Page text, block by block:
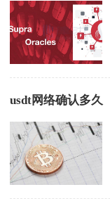
usdt网络确认多久